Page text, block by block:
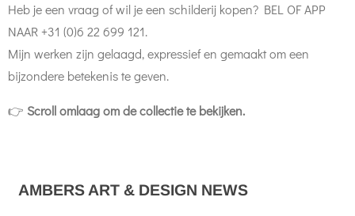
Heb je een vraag of wil je een schilderij kopen? BEL OF APP
NAAR +31 (0)6 22 699 121.
Mijn werken zijn gelaagd, expressief en gemaakt om een
bijzondere betekenis te geven.
👉 Scroll omlaag om de collectie te bekijken.
AMBERS ART & DESIGN NEWS